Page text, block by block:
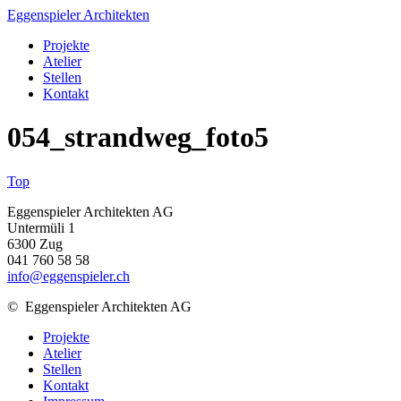
Eggenspieler Architekten
Projekte
Atelier
Stellen
Kontakt
054_strandweg_foto5
Top
Eggenspieler Architekten AG
Untermüli 1
6300 Zug
041 760 58 58
info@eggenspieler.ch
© Eggenspieler Architekten AG
Projekte
Atelier
Stellen
Kontakt